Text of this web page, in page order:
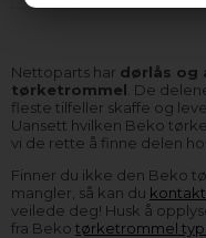
Nettoparts har dørlås og
tørketrommel . De
fleste tilfeller skaffe og
Uansett hvilken Beko
vi de rette å finne delen
Finner du ikke den Beko
mangler, så kan du
veilede deg! Husk å
fra Beko tørketrommel